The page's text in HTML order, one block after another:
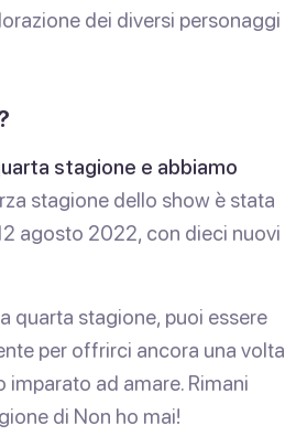
dei diversi personaggi
stagione e abbiamo
stagione dello show è stata
agosto 2022, con dieci nuovi
quarta stagione, puoi essere
per offrirci ancora una volta
ad amare. Rimani
di Non ho mai!